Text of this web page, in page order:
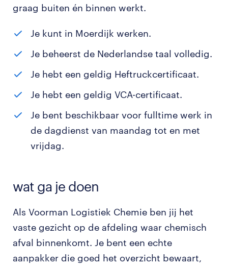
graag buiten én binnen werkt.
Je kunt in Moerdijk werken.
Je beheerst de Nederlandse taal volledig.
Je hebt een geldig Heftruckcertificaat.
Je hebt een geldig VCA-certificaat.
Je bent beschikbaar voor fulltime werk in
de dagdienst van maandag tot en met
vrijdag.
wat ga je doen
Als Voorman Logistiek Chemie ben jij het
vaste gezicht op de afdeling waar chemisch
afval binnenkomt. Je bent een echte
aanpakker die goed het overzicht bewaart,